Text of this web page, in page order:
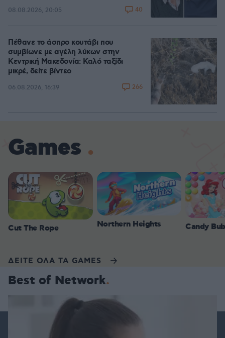
08.08.2026, 20:05 40
Πέθανε το άσπρο κουτάβι που
συμβίωνε με αγέλη λύκων στην
Κεντρική Μακεδονία: Καλό ταξίδι
μικρέ, δείτε βίντεο
06.08.2026, 16:39 266
Games
Cut The Rope Northern Heights Candy
ΔΕΙΤΕ ΟΛΑ ΤΑ GAMES
Best of Network